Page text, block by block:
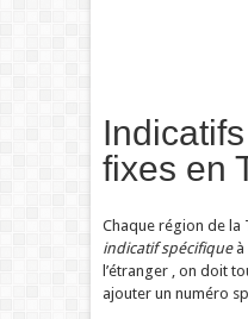
fixes en
Chaque région de la
indicatif spécifiqueà
l’étranger , on doit
ajouter un numéro